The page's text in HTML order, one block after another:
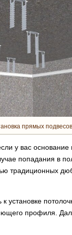
прямых подвесов
у вас
попадания в
традиционных
к установке
профиля.